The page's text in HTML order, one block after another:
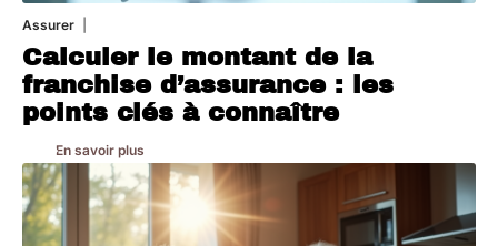
Assurer
Calculer le montant de la
franchise d’assurance : les
points clés à connaître
En savoir plus